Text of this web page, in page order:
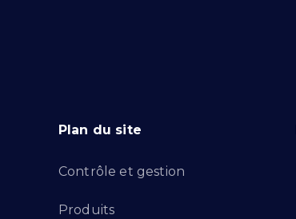
Plan du site
Contrôle et gestion
Produits